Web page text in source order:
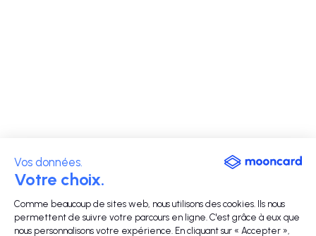
Vos données.
Votre choix.
Comme beaucoup de sites web, nous utilisons des cookies. Ils nous
permettent de suivre votre parcours en ligne. C'est grâce à eux que
nous personnalisons votre expérience. En cliquant sur « Accepter »,